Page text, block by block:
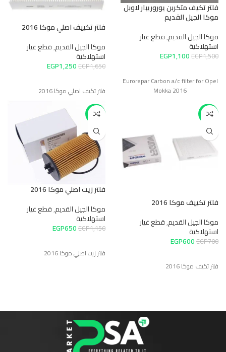
فلتر تكيف متكربن يوروريبار لاوبل
موكا الجيل القديم
موكا الجيل القديم,قطع غيار
استهلاكية
EGP1,500
EGP1,100
Eurorepar Carbon a/c filter for Opel
Mokka 2016
فلتر تكييف اصلي موكا 2016
موكا الجيل القديم,قطع غيار
استهلاكية
EGP1,650
EGP1,250
فلتر تكيف اصلي موكا 2016
-14%
فلتر تكييف موكا 2016
موكا الجيل القديم,قطع غيار
استهلاكية
EGP700
EGP600
فلتر تكيف موكا 2016
-43%
فلتر زيت اصلي موكا 2016
موكا الجيل القديم,قطع غيار
استهلاكية
EGP1,150
EGP650
فلتر زيت اصلي موكا 2016